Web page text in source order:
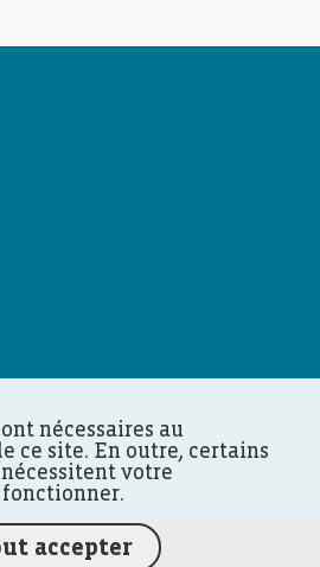
FEDIL écho
nécessaires au
ce site. En outre, certains
votre
accepter